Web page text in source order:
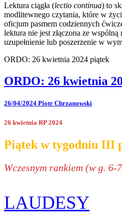
Lektura ciągła (lectio continua) to
modlitewnego czytania, które w
oficjum pasmem codziennych
lektura nie jest złączona ze
uzupełnienie lub poszerzenie w
ORDO: 26 kwietnia 2024 piątek
ORDO: 26 kwietnia
26/04/2024 Piotr Chrzanowski
26 kwietnia RP 2024
Piątek w tygodniu III
Wczesnym rankiem (w g. 6-
LAUDESY